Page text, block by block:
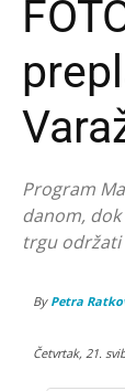
Program
danom,
trgu
By Petra
Četvrtak, 21.